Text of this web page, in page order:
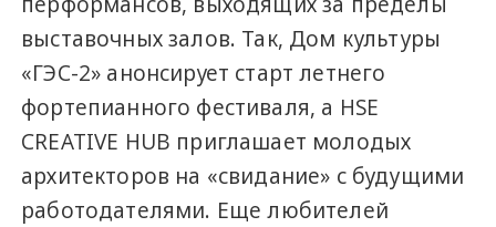
выставочных залов. Так, Дом культуры
«ГЭС-2» анонсирует старт летнего
фортепианного фестиваля, а HSE
CREATIVE HUB приглашает молодых
архитекторов на «свидание» с будущими
работодателями. Еще любителей